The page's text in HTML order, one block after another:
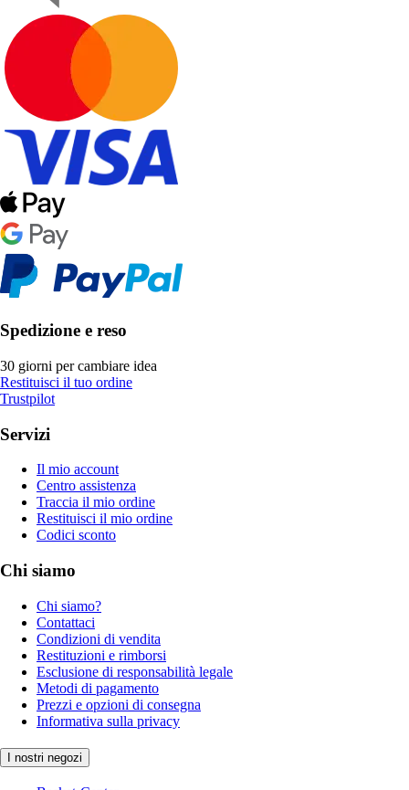
Spedizione e reso
30 giorni per cambiare idea
Restituisci il tuo ordine
Trustpilot
Servizi
Il mio account
Centro assistenza
Traccia il mio ordine
Restituisci il mio ordine
Codici sconto
Chi siamo
Chi siamo?
Contattaci
Condizioni di vendita
Restituzioni e rimborsi
Esclusione di responsabilità legale
Metodi di pagamento
Prezzi e opzioni di consegna
Informativa sulla privacy
I nostri negozi